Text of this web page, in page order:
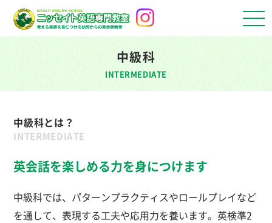
中級科
INTERMEDIATE
中級科とは？
INTERMEDIATE
英会話を楽しめる力を身につけます
中級科では、パターンプラクティスやロールプレイなど
を通して、表現する工夫や応用力を養います。英検準2